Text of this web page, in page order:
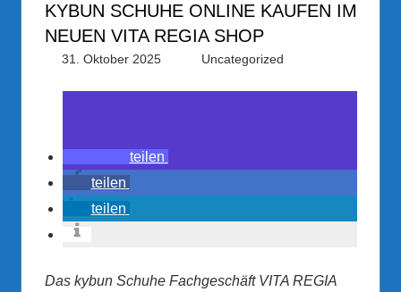
KYBUN SCHUHE ONLINE KAUFEN IM
NEUEN VITA REGIA SHOP
31. Oktober 2025 PRGateway
Uncategorized
teilen
teilen
teilen
Das kybun Schuhe Fachgeschäft VITA REGIA